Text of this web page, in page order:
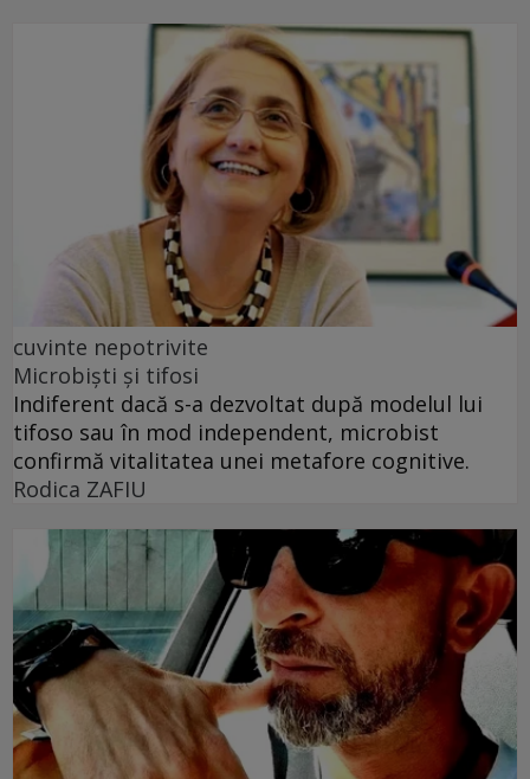
cuvinte nepotrivite
Microbiști și tifosi
Indiferent dacă s-a dezvoltat după modelul lui
tifoso sau în mod independent, microbist
confirmă vitalitatea unei metafore cognitive.
Rodica ZAFIU